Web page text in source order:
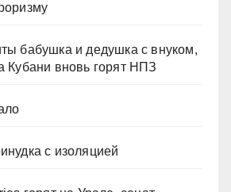
бабушка и дедушка с внуком,
Кубани вновь горят НПЗ
с изоляцией